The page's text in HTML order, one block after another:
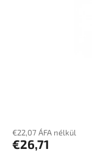
€22,07 ÁFA nélkül
€26,71